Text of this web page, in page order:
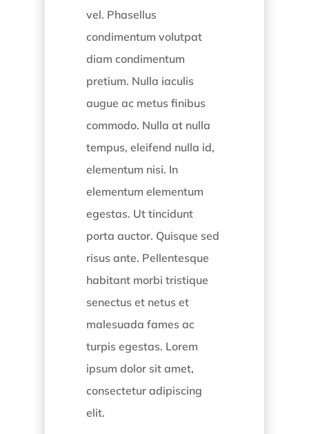
vel. Phasellus
condimentum volutpat
diam condimentum
pretium. Nulla iaculis
augue ac metus finibus
commodo. Nulla at nulla
tempus, eleifend nulla id,
elementum nisi. In
elementum elementum
egestas. Ut tincidunt
porta auctor. Quisque sed
risus ante. Pellentesque
habitant morbi tristique
senectus et netus et
malesuada fames ac
turpis egestas. Lorem
ipsum dolor sit amet,
consectetur adipiscing
elit.